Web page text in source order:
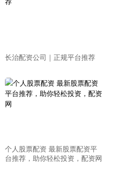
长治配资公司｜正规平台推荐
个人股票配资 最新股票配资平
台推荐，助你轻松投资，配资网